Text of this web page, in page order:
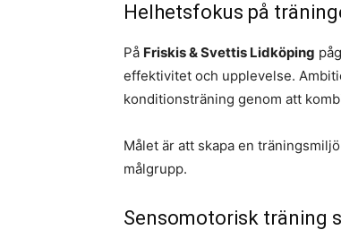
Helhetsfokus på
På Friskis & Svettis Lidköping
effektivitet och upplevelse.
konditionsträning genom att
Målet är att skapa en
målgrupp.
Sensomotorisk träning